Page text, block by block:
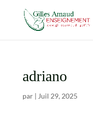
adriano
par | Juil 29, 2025